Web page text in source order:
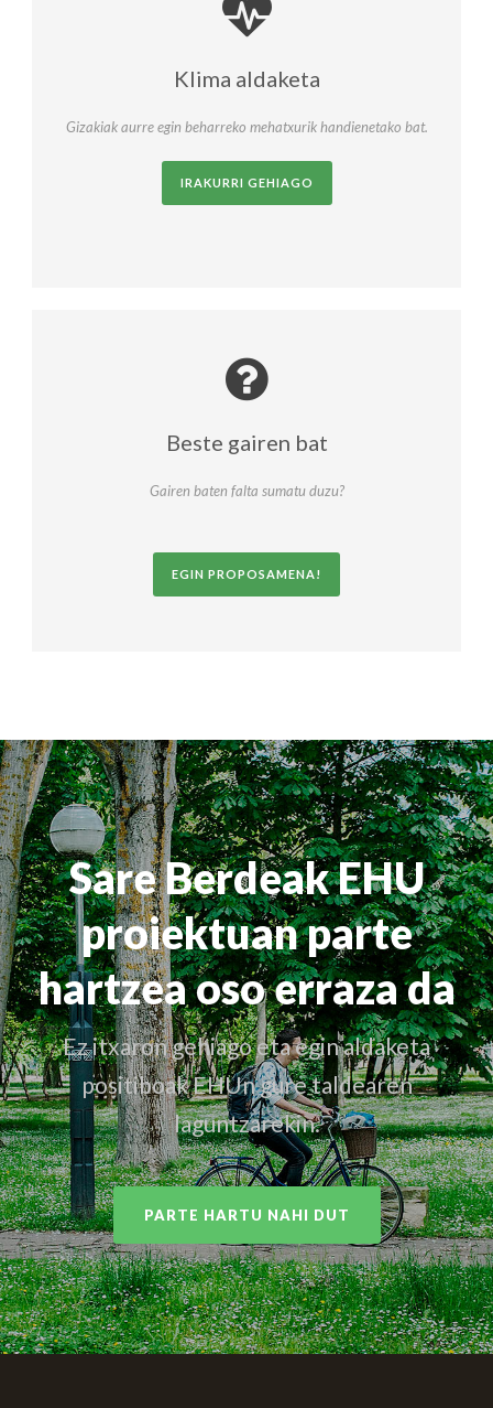
Klima aldaketa
Gizakiak aurre egin beharreko mehatxurik handienetako bat.
IRAKURRI GEHIAGO
Beste gairen bat
Gairen baten falta sumatu duzu?
EGIN PROPOSAMENA!
Sare Berdeak EHU
proiektuan parte
hartzea oso erraza da
Ez itxaron gehiago eta egin aldaketa
positiboak EHUn gure taldearen
laguntzarekin.
PARTE HARTU NAHI DUT